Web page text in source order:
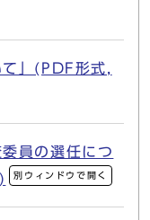
」(PDF形式,
員の選任につ
別ウィンドウで開く